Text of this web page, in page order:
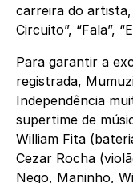
carreira do artista,
Circuito”, “Fala”,
Para garantir a
registrada,
Independência
supertime de
William Fita
Cezar Rocha
Nego, Maninho,